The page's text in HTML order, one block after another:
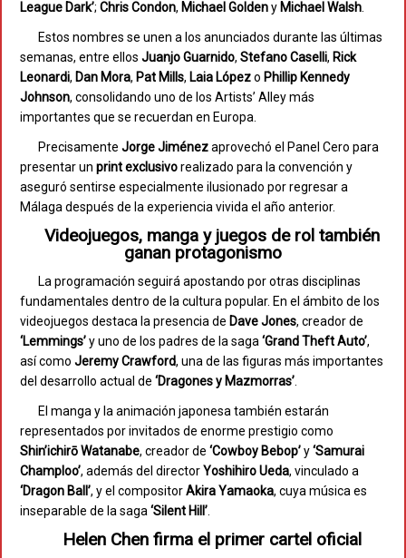
League Dark’; Chris Condon, Michael Goldeny Michael Walsh
Estos nombres se unen a los anunciados durante las últimas
semanas, entre ellos Juanjo Guarnido, Stefano Caselli, Rick
Leonardi, Dan Mora, Pat Mills, Laia Lópezo Phillip Kennedy
Johnson, consolidando uno de los Artists’ Alley más
importantes que se recuerdan en Europa.
Precisamente Jorge Jiménezaprovechó el Panel Cero para
presentar un print exclusivorealizado para la convención y
aseguró sentirse especialmente ilusionado por regresar a
Málaga después de la experiencia vivida el año anterior.
Videojuegos, manga y juegos de rol también
ganan protagonismo
La programación seguirá apostando por otras disciplinas
fundamentales dentro de la cultura popular. En el ámbito de los
videojuegos destaca la presencia de Dave Jones, creador de
‘Lemmings’y uno de los padres de la saga ‘Grand Theft Auto’,
así como Jeremy Crawford, una de las figuras más importantes
del desarrollo actual de ‘Dragones y Mazmorras’
El manga y la animación japonesa también estarán
representados por invitados de enorme prestigio como
Shin’ichirō Watanabe, creador de ‘Cowboy Bebop’y‘Samurai
Champloo’, además del directorYoshihiro Ueda, vinculado a
‘Dragon Ball’, y el compositorAkira Yamaoka, cuya música es
inseparable de la saga ‘Silent Hill’
Helen Chen firma el primer cartel oficial